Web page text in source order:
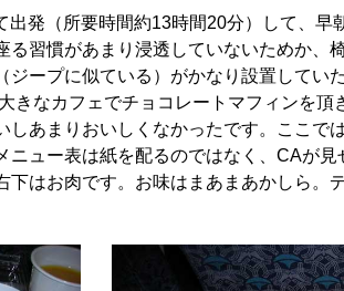
出発（所要時間約13時間20分）して、早
る習慣があまり浸透していないためか、
ジープに似ている）がかなり設置してい
きなカフェでチョコレートマフィンを頂
しあまりおいしくなかったです。ここで
ニュー表は紙を配るのではなく、CAが
下はお肉です。お味はまあまあかしら。